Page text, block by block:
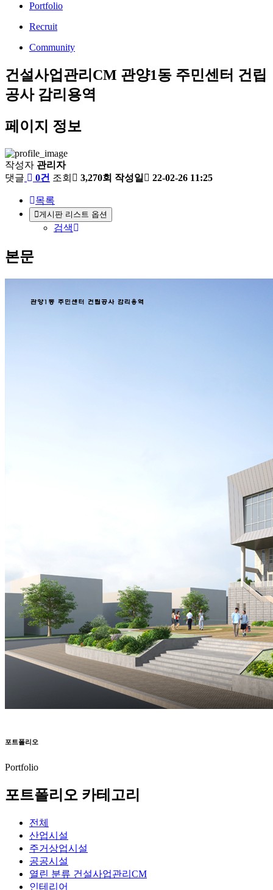
Portfolio
Recruit
Community
건설사업관리CM 관양1동 주민센터 건립
공사 감리용역
페이지 정보
작성자 관리자
댓글
0건 조회 3,270회 작성일 22-02-26 11:25
목록
게시판 리스트 옵션
검색
본문
포트폴리오
Portfolio
포트폴리오 카테고리
전체
산업시설
주거상업시설
공공시설
열린 분류 건설사업관리CM
인테리어